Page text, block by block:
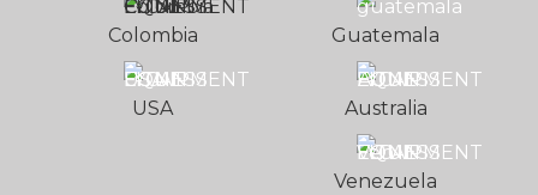
Colombia
USA
Guatemala
Australia
Venezuela